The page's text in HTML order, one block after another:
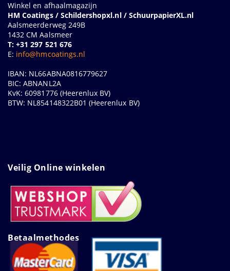
Winkel en afhaalmagazijn
HM Coatings / Schildershopxl.nl / SchuurpapierXL.nl
Aalsmeerderweg 249B
1432 CM Aalsmeer
T: +31 297 521 676
E: info@hmcoatings.nl
IBAN: NL66ABNA0816779627
BIC: ABNANL2A
KvK: 60981776 (Heerenlux BV)
BTW: NL854148322B01 (Heerenlux BV)
Veilig Online winkelen
Betaalmethodes